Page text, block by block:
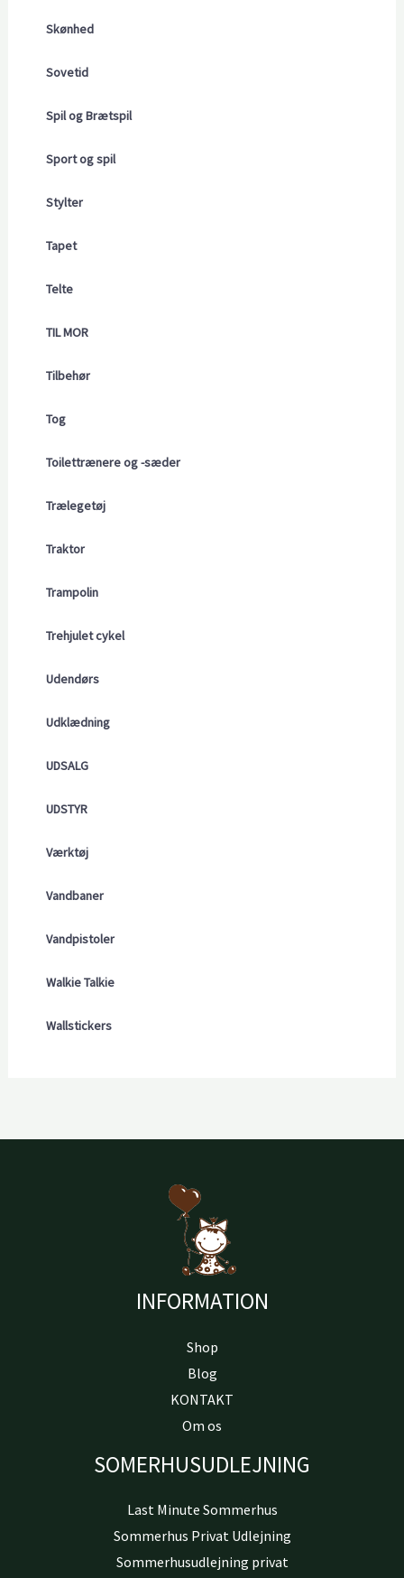
Skønhed
Sovetid
Spil og Brætspil
Sport og spil
Stylter
Tapet
Telte
TIL MOR
Tilbehør
Tog
Toilettrænere og -sæder
Trælegetøj
Traktor
Trampolin
Trehjulet cykel
Udendørs
Udklædning
UDSALG
UDSTYR
Værktøj
Vandbaner
Vandpistoler
Walkie Talkie
Wallstickers
INFORMATION
Shop
Blog
KONTAKT
Om os
SOMERHUSUDLEJNING
Last Minute Sommerhus
Sommerhus Privat Udlejning
Sommerhusudlejning privat